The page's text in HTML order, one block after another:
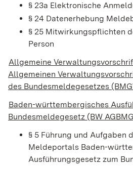
§ 23a Elektronische
§ 24 Datenerhebung
§ 25 Mitwirkungspflichten
Person
Allgemeine
Allgemeinen
des Bundesmeldegesetzes
Baden-württembergisches
Bundesmeldegesetz (BW
§ 5 Führung und Aufgaben
Meldeportals Baden-
Ausführungsgesetz zum